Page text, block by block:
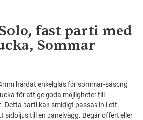
fast parti med
Sommar
härdat enkelglas för sommar-säsong
för att ge goda möjligheter till
Detta parti kan smidigt passas in i ett
sidoljus till en panelvägg. Begär offert eller